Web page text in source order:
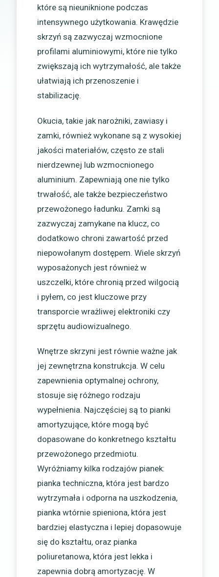
które są nieuniknione podczas
intensywnego użytkowania. Krawędzie
skrzyń są zazwyczaj wzmocnione
profilami aluminiowymi, które nie tylko
zwiększają ich wytrzymałość, ale także
ułatwiają ich przenoszenie i
stabilizację.
Okucia, takie jak narożniki, zawiasy i
zamki, również wykonane są z wysokiej
jakości materiałów, często ze stali
nierdzewnej lub wzmocnionego
aluminium. Zapewniają one nie tylko
trwałość, ale także bezpieczeństwo
przewożonego ładunku. Zamki są
zazwyczaj zamykane na klucz, co
dodatkowo chroni zawartość przed
niepowołanym dostępem. Wiele skrzyń
wyposażonych jest również w
uszczelki, które chronią przed wilgocią
i pyłem, co jest kluczowe przy
transporcie wrażliwej elektroniki czy
sprzętu audiowizualnego.
Wnętrze skrzyni jest równie ważne jak
jej zewnętrzna konstrukcja. W celu
zapewnienia optymalnej ochrony,
stosuje się różnego rodzaju
wypełnienia. Najczęściej są to pianki
amortyzujące, które mogą być
dopasowane do konkretnego kształtu
przewożonego przedmiotu.
Wyróżniamy kilka rodzajów pianek:
pianka techniczna, która jest bardzo
wytrzymała i odporna na uszkodzenia,
pianka wtórnie spieniona, która jest
bardziej elastyczna i lepiej dopasowuje
się do kształtu, oraz pianka
poliuretanowa, która jest lekka i
zapewnia dobrą amortyzację. W